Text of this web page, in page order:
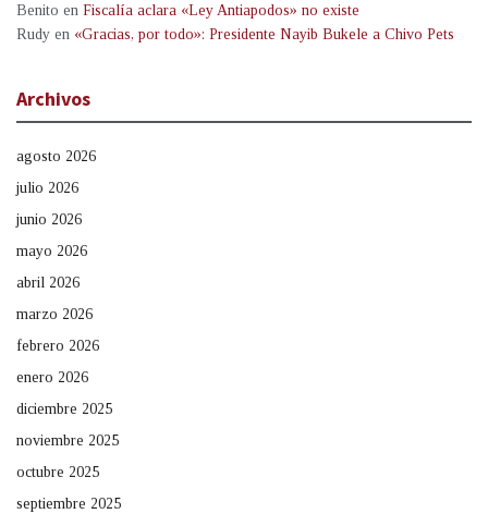
Benito en Fiscalía aclara «Ley Antiapodos» no existe
Rudy en «Gracias, por todo»: Presidente Nayib Bukele a Chivo Pets
Archivos
agosto 2026
julio 2026
junio 2026
mayo 2026
abril 2026
marzo 2026
febrero 2026
enero 2026
diciembre 2025
noviembre 2025
octubre 2025
septiembre 2025